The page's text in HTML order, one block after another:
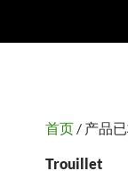
首页 / 产品
Trouillet